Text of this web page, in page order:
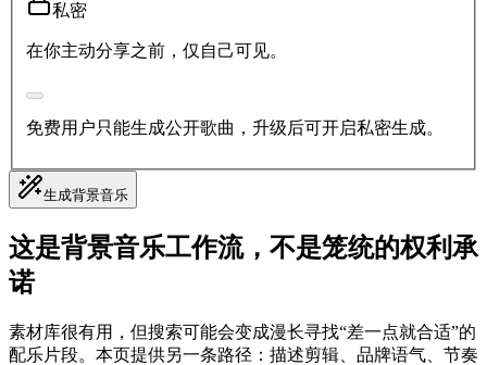
私密
在你主动分享之前，仅自己可见。
免费用户只能生成公开歌曲，升级后可开启私密生成。
生成背景音乐
这是背景音乐工作流，不是笼统的权利承
诺
素材库很有用，但搜索可能会变成漫长寻找“差一点就合适”的
配乐片段。本页提供另一条路径：描述剪辑、品牌语气、节奏